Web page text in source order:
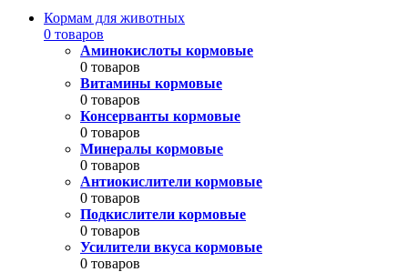
Кормам для животных
0 товаров
Аминокислоты кормовые
0 товаров
Витамины кормовые
0 товаров
Консерванты кормовые
0 товаров
Минералы кормовые
0 товаров
Антиокислители кормовые
0 товаров
Подкислители кормовые
0 товаров
Усилители вкуса кормовые
0 товаров